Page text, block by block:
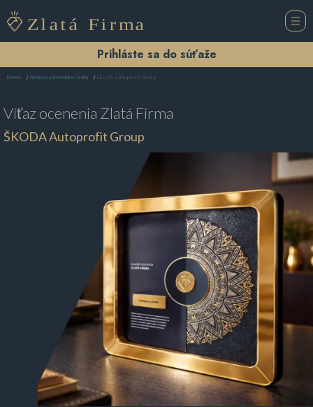
Prihláste sa do súťaže
Domov Predajca automobilov Čadca ŠKODA Autoprofit Group
Víťaz ocenenia Zlatá Firma
ŠKODA Autoprofit Group